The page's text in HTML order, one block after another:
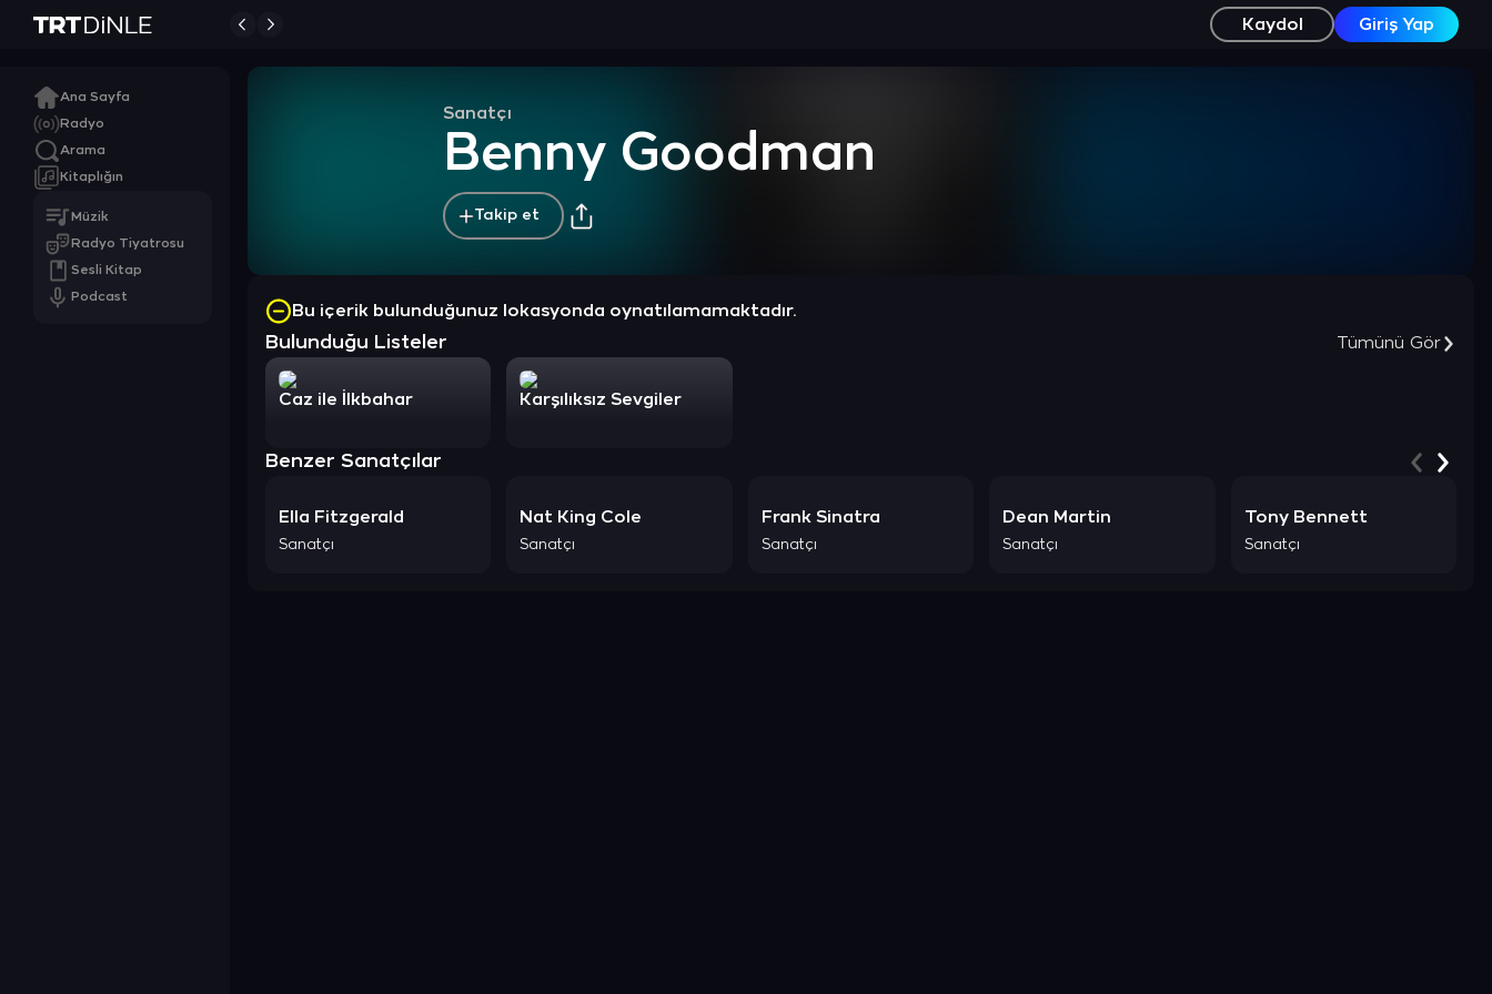
Kaydol Giriş Yap
Ana Sayfa
Radyo
Arama
Kitaplığın
Müzik
Radyo Tiyatrosu
Sesli Kitap
Podcast
Sanatçı
Benny Goodman
Takip et
Bu içerik bulunduğunuz lokasyonda oynatılamamaktadır.
Bulunduğu Listeler Tümünü Gör
Caz ile İlkbahar Karşılıksız Sevgiler
Benzer Sanatçılar
Ella Fitzgerald
Sanatçı
Nat King Cole
Sanatçı
Frank Sinatra
Sanatçı
Dean Martin
Sanatçı
Tony Bennett
Sanatçı